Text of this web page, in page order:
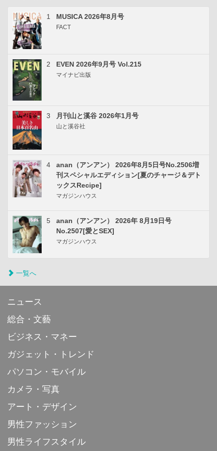
1 MUSICA 2026年8月号
FACT
2 EVEN 2026年9月号 Vol.215
マイナビ出版
3 月刊山と溪谷 2026年1月号
山と溪谷社
4
anan（アンアン） 2026年8月5日号No.2506増
刊スペシャルエディション[夏のチャージ＆デト
ックスRecipe]
マガジンハウス
5
anan（アンアン） 2026年 8月19日号
No.2507[愛とSEX]
マガジンハウス
一覧へ
ニュース
総合・文藝
ビジネス・マネー
ガジェット・トレンド
パソコン・モバイル
カメラ・写真
アート・デザイン
男性ファッション
男性ライフスタイル